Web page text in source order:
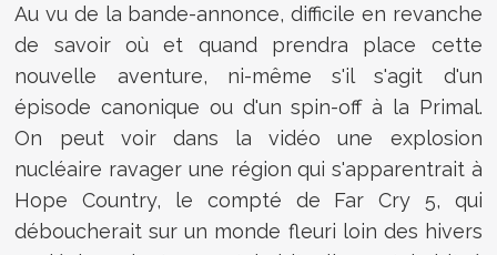
Au vu de la bande-annonce, difficile en revanche
de savoir où et quand prendra place cette
nouvelle aventure, ni-même s'il s'agit d'un
épisode canonique ou d'un spin-off à la Primal.
On peut voir dans la vidéo une explosion
nucléaire ravager une région qui s'apparentrait à
Hope Country, le compté de Far Cry 5, qui
déboucherait sur un monde fleuri loin des hivers